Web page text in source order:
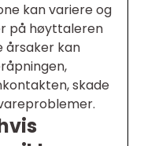
kan variere og
på høyttaleren
årsaker kan
skade